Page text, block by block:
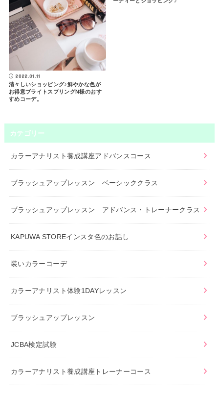
2022.01.11
清々しいショッピング♪鮮やかな色が
お得意ブライトスプリングN様のおす
すめコーデ。
カテゴリー
カラーアナリスト養成講座アドバンスコース
ブラッシュアップレッスン ベーシッククラス
ブラッシュアップレッスン アドバンス・トレーナークラス
KAPUWA STOREインスタ色のお話し
装いカラーコーデ
カラーアナリスト体験1DAYレッスン
ブラッシュアップレッスン
JCBA検定試験
カラーアナリスト養成講座トレーナーコース